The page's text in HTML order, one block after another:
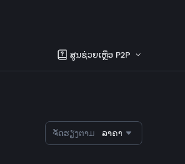
ສູນຊ່ວຍເຫຼືອ P2P
ຈັດຮຽງຕາມ ລາຄາ